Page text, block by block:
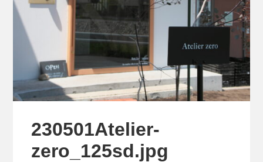
230501Atelier-
zero_125sd.jpg